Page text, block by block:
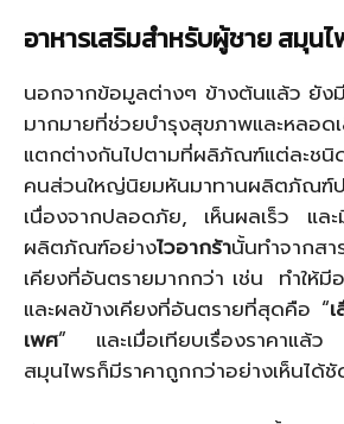
อาหารเสริมสำหรับผู้ชาย สมุนไ
นอกจากข้อมูลต่างๆ ข้างต้นแล้ว ยัง
มากมายที่ช่วยบำรุงสุขภาพและหล
แตกต่างกันไปตามที่ผลิภัณฑ์แต่ละช
คนส่วนใหญ่นิยมหันมาทานผลิตภัณฑ์ป
เนื่องจากปลอดภัย, เห็นผลเร็ว แล
ผลิตภัณฑ์อย่างไวอากร้านั้นทำจากสา
เคียงที่อันตรายมากกว่า เช่น ทำให้มี
และผลข้างเคียงที่อันตรายที่สุดคือ “
เพศ” และเมื่อเทียบเรื่องราคาแล้
สมุนไพรก็มีราคาถูกกว่าอย่างเห็นได้ชั